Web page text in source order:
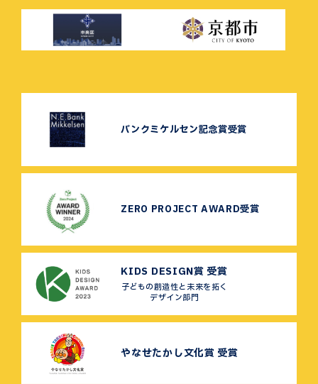
バンクミケルセン記念賞受賞
ZERO PROJECT AWARD受賞
KIDS DESIGN賞 受賞
子どもの創造性と未来を拓く
デザイン部門
やなせたかし文化賞 受賞